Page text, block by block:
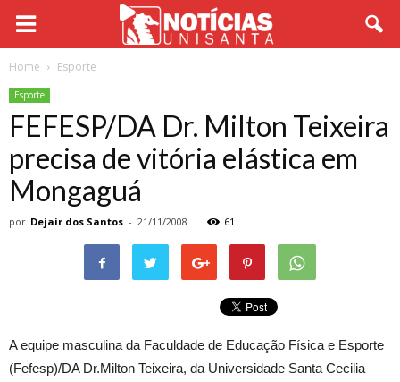
Home Esporte
Esporte
FEFESP/DA Dr. Milton Teixeira
precisa de vitória elástica em
Mongaguá
por Dejair dos Santos - 21/11/2008 61
A equipe masculina da Faculdade de Educação Física e Esporte
(Fefesp)/DA Dr.Milton Teixeira, da Universidade Santa Cecilia